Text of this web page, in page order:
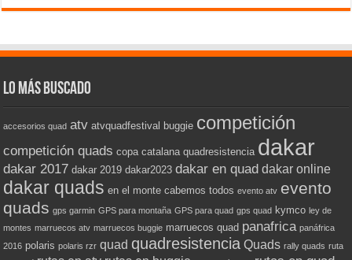
de 5
Lo más buscado
accesorios quad atv atvquadfestival buggie competición
competición quads copa catalana quadresistencia dakar
dakar 2017 dakar 2019 dakar2023 dakar en quad dakar online
dakar quads en el monte cabemos todos evento atv evento
quads gps garmin GPS para montaña GPS para quad gps quad kymco ley de
montes marruecos atv marruecos buggie marruecos quad panafrica panáfrica
2016 polaris polaris rzr quad quadresistencia Quads rally quads ruta